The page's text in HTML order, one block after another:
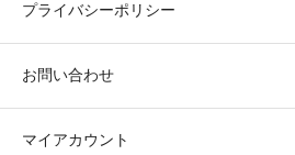
プライバシーポリシー
お問い合わせ
マイアカウント